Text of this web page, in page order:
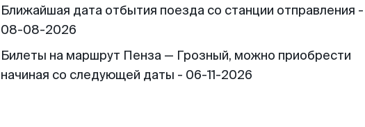
Ближайшая дата отбытия поезда со станции отправления -
08-08-2026
Билеты на маршрут Пенза — Грозный, можно приобрести
начиная со следующей даты - 06-11-2026